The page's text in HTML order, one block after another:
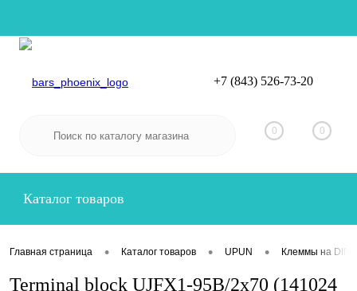
Вход
+7 (843) 526-73-20
0 0
Каталог товаров
Главная страница • Каталог товаров • UPUN • Клеммы на DIN-
Terminal block UJFX1-95B/2x70 (141024